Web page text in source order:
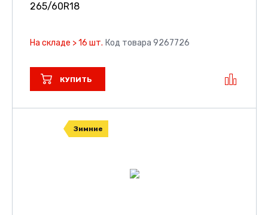
265/60R18
На складе > 16 шт. Код товара 9267726
КУПИТЬ
Зимние